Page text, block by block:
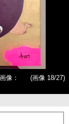
像：
(画像 18/27)